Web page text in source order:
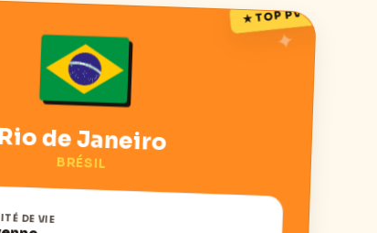
★ TOP PVT
de Janeiro
BRÉSIL
DE VIE